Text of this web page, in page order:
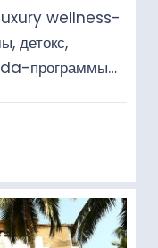
wellness-
детокс,
программы…